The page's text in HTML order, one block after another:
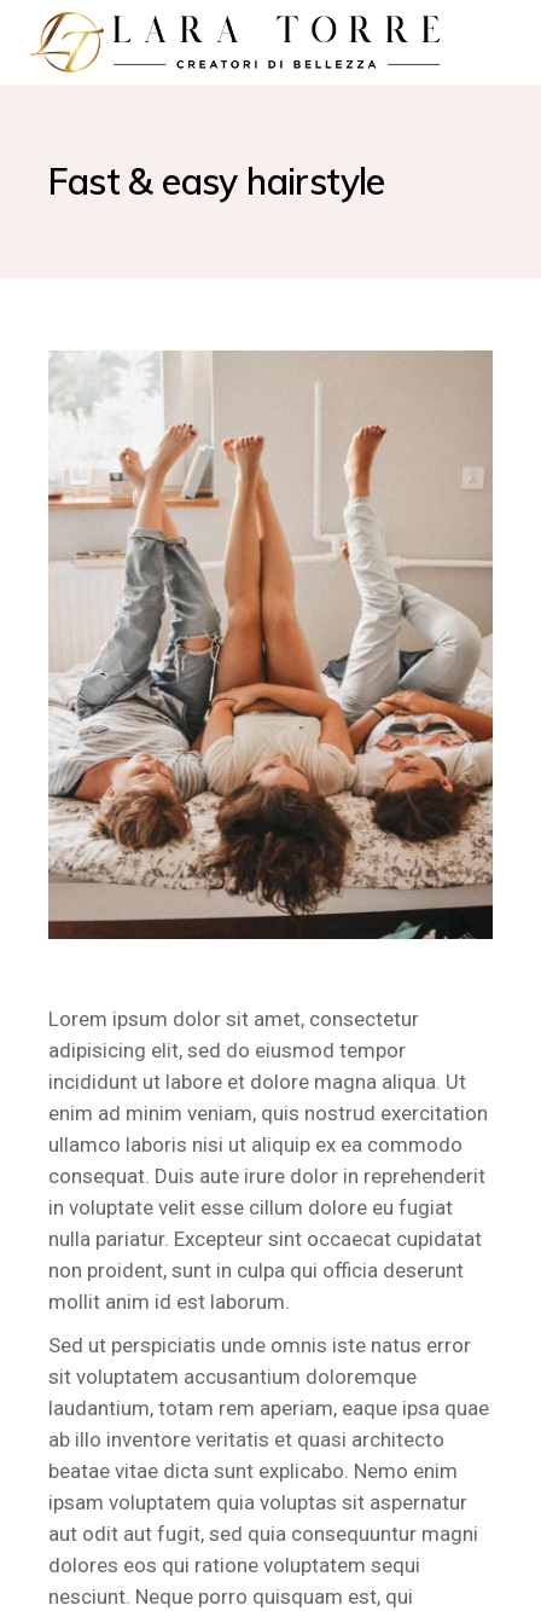
Fast & easy hairstyle
Lorem ipsum dolor sit amet, consectetur
adipisicing elit, sed do eiusmod tempor
incididunt ut labore et dolore magna aliqua. Ut
enim ad minim veniam, quis nostrud exercitation
ullamco laboris nisi ut aliquip ex ea commodo
consequat. Duis aute irure dolor in reprehenderit
in voluptate velit esse cillum dolore eu fugiat
nulla pariatur. Excepteur sint occaecat cupidatat
non proident, sunt in culpa qui officia deserunt
mollit anim id est laborum.
Sed ut perspiciatis unde omnis iste natus error
sit voluptatem accusantium doloremque
laudantium, totam rem aperiam, eaque ipsa quae
ab illo inventore veritatis et quasi architecto
beatae vitae dicta sunt explicabo. Nemo enim
ipsam voluptatem quia voluptas sit aspernatur
aut odit aut fugit, sed quia consequuntur magni
dolores eos qui ratione voluptatem sequi
nesciunt. Neque porro quisquam est, qui